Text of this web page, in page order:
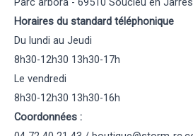
Horaires du standard téléphonique
Du lundi au Jeudi
8h30-12h30 13h30-17h
Le vendredi
8h30-12h30 13h30-16h
Coordonnées :